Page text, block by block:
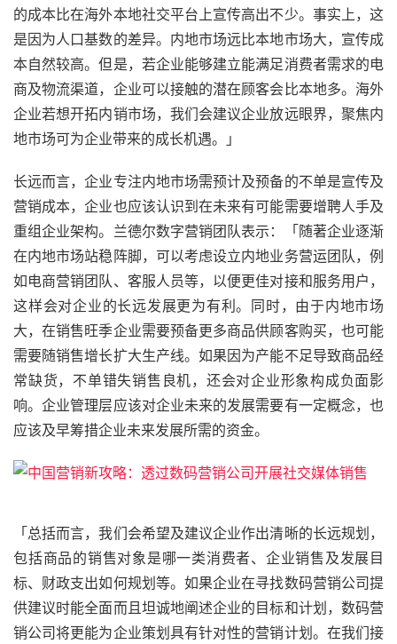
的成本比在海外本地社交平台上宣传高出不少。事实上，这
是因为人口基数的差异。内地市场远比本地市场大，宣传成
本自然较高。但是，若企业能够建立能满足消费者需求的电
商及物流渠道，企业可以接触的潜在顾客会比本地多。海外
企业若想开拓内销市场，我们会建议企业放远眼界，聚焦内
地市场可为企业带来的成长机遇。」
长远而言，企业专注内地市场需预计及预备的不单是宣传及
营销成本，企业也应该认识到在未来有可能需要增聘人手及
重组企业架构。兰德尔数字营销团队表示：「随著企业逐渐
在内地市场站稳阵脚，可以考虑设立内地业务营运团队，例
如电商营销团队、客服人员等，以便更佳对接和服务用户，
这样会对企业的长远发展更为有利。同时，由于内地市场
大，在销售旺季企业需要预备更多商品供顾客购买，也可能
需要随销售增长扩大生产线。如果因为产能不足导致商品经
常缺货，不单错失销售良机，还会对企业形象构成负面影
响。企业管理层应该对企业未来的发展需要有一定概念，也
应该及早筹措企业未来发展所需的资金。
「总括而言，我们会希望及建议企业作出清晰的长远规划，
包括商品的销售对象是哪一类消费者、企业销售及发展目
标、财政支出如何规划等。如果企业在寻找数码营销公司提
供建议时能全面而且坦诚地阐述企业的目标和计划，数码营
销公司将更能为企业策划具有针对性的营销计划。在我们接